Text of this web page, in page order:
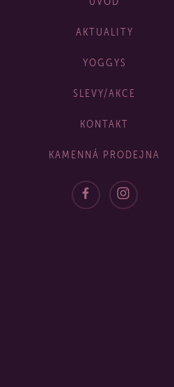
AKTUALITY
YOGGYS
SLEVY/AKCE
KONTAKT
KAMENNÁ PRODEJNA